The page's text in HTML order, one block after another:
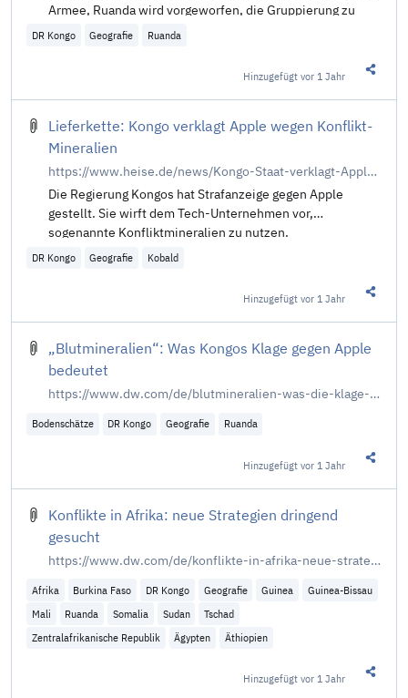
Armee, Ruanda wird vorgeworfen, die Gruppierung zu
unterstützen
DR Kongo Geografie Ruanda
Hinzugefügtvor 1 Jahr
Lieferkette: Kongo verklagt Apple wegen Konflikt-
Mineralien
https://www.heise.de/news/Kongo-Staat-verklagt-Apple-wegen-Konfliktmineralien-in-Lieferkette-10209443.html
Die Regierung Kongos hat Strafanzeige gegen Apple
gestellt. Sie wirft dem Tech-Unternehmen vor,
sogenannte Konfliktmineralien zu nutzen.
DR Kongo Geografie Kobald
Hinzugefügtvor 1 Jahr
„Blutmineralien“: Was Kongos Klage gegen Apple
bedeutet
https://www.dw.com/de/blutmineralien-was-die-klage-der-dr-kongo-gegen-apple-bedeutet/a-71111623
Bodenschätze DR Kongo Geografie Ruanda
Hinzugefügtvor 1 Jahr
Konflikte in Afrika: neue Strategien dringend
gesucht
https://www.dw.com/de/konflikte-in-afrika-neue-strategien-dringend-gesucht/a-71087404
Afrika Burkina Faso DR Kongo Geografie Guinea
Guinea-Bissau
Mali
Ruanda Somalia Sudan
Tschad
Zentralafrikanische Republik
Ägypten Äthiopien
Hinzugefügtvor 1 Jahr